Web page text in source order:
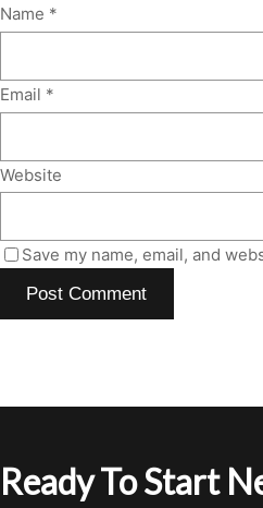
Name *
Email *
Website
Save my name, email, and
Ready To Start